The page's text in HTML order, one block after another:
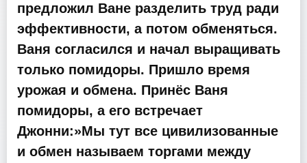
предложил Ване разделить труд ради
эффективности, а потом обменяться.
Ваня согласился и начал выращивать
только помидоры. Пришло время
урожая и обмена. Принёс Ваня
помидоры, а его встречает
Джонни:»Мы тут все цивилизованные
и обмен называем торгами между